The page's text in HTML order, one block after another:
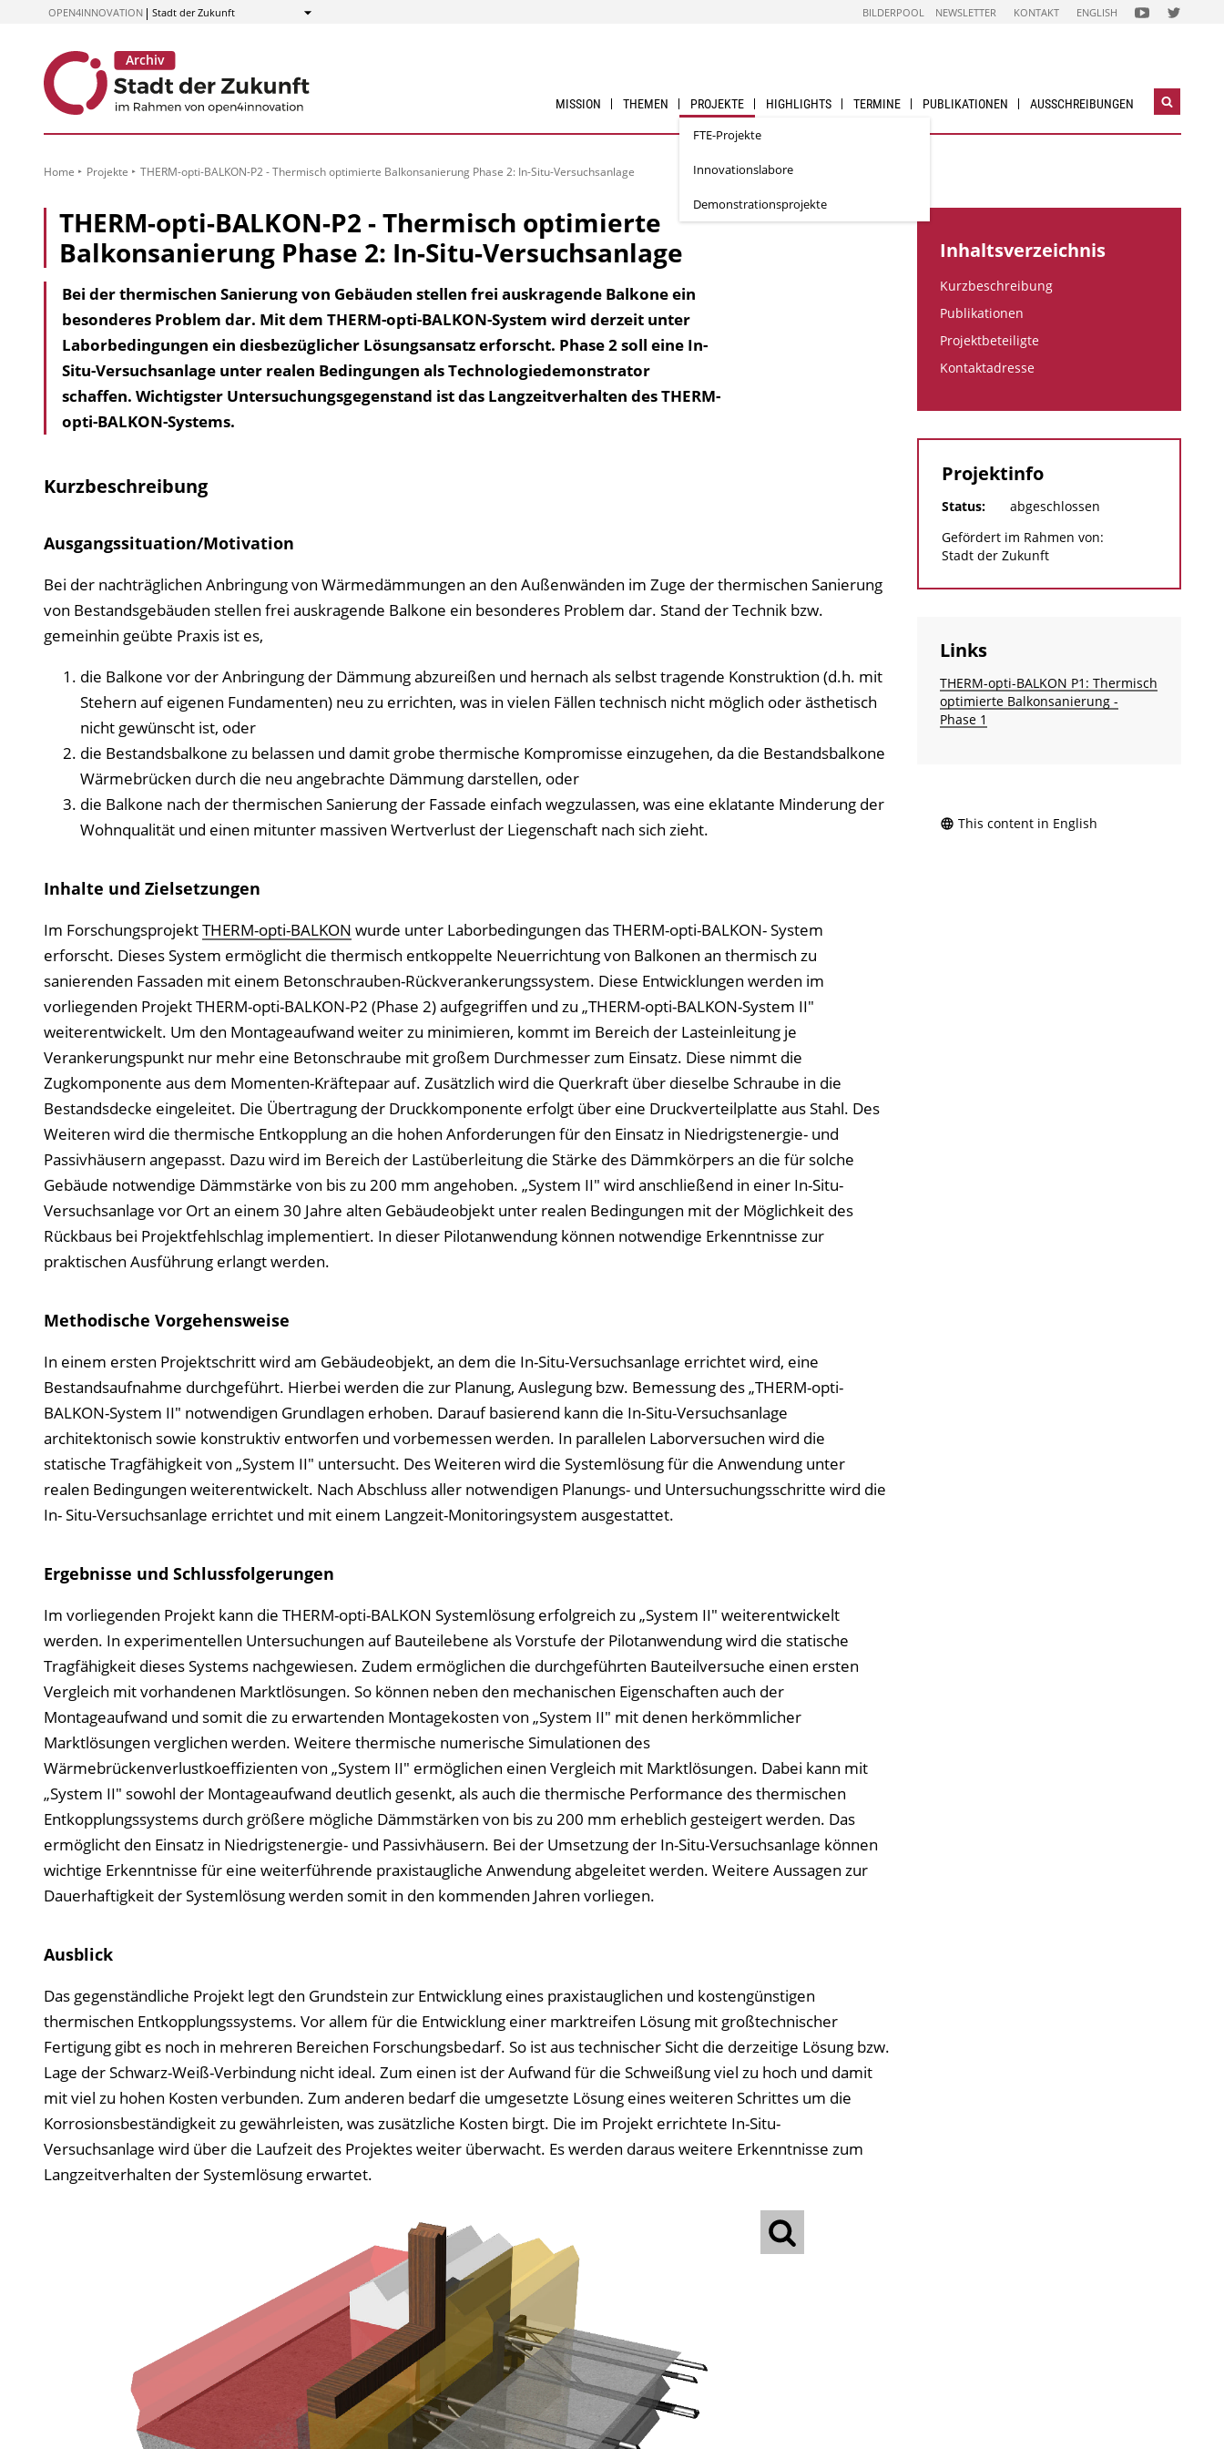
OPEN4INNOVATION Stadt der Zukunft
Anzeigen
BILDERPOOL NEWSLETTER KONTAKT ENGLISH FOLGEN
SIE
FOLGEN
SIE
MISSION THEMEN PROJEKTE
FTE-Projekte
Innovationslabore
Demonstrationsprojekte
HIGHLIGHTS TERMINE PUBLIKATIONEN AUSSCHREIBUNGEN
Home Projekte THERM-opti-BALKON-P2 - Thermisch optimierte Balkonsanierung Phase 2: In-Situ-Versuchsanlage
THERM-opti-BALKON-P2 - Thermisch optimierte
Balkonsanierung Phase 2: In-Situ-Versuchsanlage
Bei der thermischen Sanierung von Gebäuden stellen frei auskragende Balkone ein
besonderes Problem dar. Mit dem THERM-opti-BALKON-System wird derzeit unter
Laborbedingungen ein diesbezüglicher Lösungsansatz erforscht. Phase 2 soll eine In-
Situ-Versuchsanlage unter realen Bedingungen als Technologiedemonstrator
schaffen. Wichtigster Untersuchungsgegenstand ist das Langzeitverhalten des THERM-
opti-BALKON-Systems.
Kurzbeschreibung
Ausgangssituation/Motivation
Bei der nachträglichen Anbringung von Wärmedämmungen an den Außenwänden im Zuge der thermischen Sanierung
von Bestandsgebäuden stellen frei auskragende Balkone ein besonderes Problem dar. Stand der Technik bzw.
gemeinhin geübte Praxis ist es,
die Balkone vor der Anbringung der Dämmung abzureißen und hernach als selbst tragende Konstruktion (d.h. mit
Stehern auf eigenen Fundamenten) neu zu errichten, was in vielen Fällen technisch nicht möglich oder ästhetisch
nicht gewünscht ist, oder
die Bestandsbalkone zu belassen und damit grobe thermische Kompromisse einzugehen, da die Bestandsbalkone
Wärmebrücken durch die neu angebrachte Dämmung darstellen, oder
die Balkone nach der thermischen Sanierung der Fassade einfach wegzulassen, was eine eklatante Minderung der
Wohnqualität und einen mitunter massiven Wertverlust der Liegenschaft nach sich zieht.
Inhalte und Zielsetzungen
Im ForschungsprojektTHERM-opti-BALKON wurde unter Laborbedingungen das THERM-opti-BALKON- System
erforscht. Dieses System ermöglicht die thermisch entkoppelte Neuerrichtung von Balkonen an thermisch zu
sanierenden Fassaden mit einem Betonschrauben-Rückverankerungssystem. Diese Entwicklungen werden im
vorliegenden Projekt THERM-opti-BALKON-P2 (Phase 2) aufgegriffen und zu „THERM-opti-BALKON-System II"
weiterentwickelt. Um den Montageaufwand weiter zu minimieren, kommt im Bereich der Lasteinleitung je
Verankerungspunkt nur mehr eine Betonschraube mit großem Durchmesser zum Einsatz. Diese nimmt die
Zugkomponente aus dem Momenten-Kräftepaar auf. Zusätzlich wird die Querkraft über dieselbe Schraube in die
Bestandsdecke eingeleitet. Die Übertragung der Druckkomponente erfolgt über eine Druckverteilplatte aus Stahl. Des
Weiteren wird die thermische Entkopplung an die hohen Anforderungen für den Einsatz in Niedrigstenergie- und
Passivhäusern angepasst. Dazu wird im Bereich der Lastüberleitung die Stärke des Dämmkörpers an die für solche
Gebäude notwendige Dämmstärke von bis zu 200 mm angehoben. „System II" wird anschließend in einer In-Situ-
Versuchsanlage vor Ort an einem 30 Jahre alten Gebäudeobjekt unter realen Bedingungen mit der Möglichkeit des
Rückbaus bei Projektfehlschlag implementiert. In dieser Pilotanwendung können notwendige Erkenntnisse zur
praktischen Ausführung erlangt werden.
Methodische Vorgehensweise
In einem ersten Projektschritt wird am Gebäudeobjekt, an dem die In-Situ-Versuchsanlage errichtet wird, eine
Bestandsaufnahme durchgeführt. Hierbei werden die zur Planung, Auslegung bzw. Bemessung des „THERM-opti-
BALKON-System II" notwendigen Grundlagen erhoben. Darauf basierend kann die In-Situ-Versuchsanlage
architektonisch sowie konstruktiv entworfen und vorbemessen werden. In parallelen Laborversuchen wird die
statische Tragfähigkeit von „System II" untersucht. Des Weiteren wird die Systemlösung für die Anwendung unter
realen Bedingungen weiterentwickelt. Nach Abschluss aller notwendigen Planungs- und Untersuchungsschritte wird die
In- Situ-Versuchsanlage errichtet und mit einem Langzeit-Monitoringsystem ausgestattet.
Ergebnisse und Schlussfolgerungen
Im vorliegenden Projekt kann die THERM-opti-BALKON Systemlösung erfolgreich zu „System II" weiterentwickelt
werden. In experimentellen Untersuchungen auf Bauteilebene als Vorstufe der Pilotanwendung wird die statische
Tragfähigkeit dieses Systems nachgewiesen. Zudem ermöglichen die durchgeführten Bauteilversuche einen ersten
Vergleich mit vorhandenen Marktlösungen. So können neben den mechanischen Eigenschaften auch der
Montageaufwand und somit die zu erwartenden Montagekosten von „System II" mit denen herkömmlicher
Marktlösungen verglichen werden. Weitere thermische numerische Simulationen des
Wärmebrückenverlustkoeffizienten von „System II" ermöglichen einen Vergleich mit Marktlösungen. Dabei kann mit
„System II" sowohl der Montageaufwand deutlich gesenkt, als auch die thermische Performance des thermischen
Entkopplungssystems durch größere mögliche Dämmstärken von bis zu 200 mm erheblich gesteigert werden. Das
ermöglicht den Einsatz in Niedrigstenergie- und Passivhäusern. Bei der Umsetzung der In-Situ-Versuchsanlage können
wichtige Erkenntnisse für eine weiterführende praxistaugliche Anwendung abgeleitet werden. Weitere Aussagen zur
Dauerhaftigkeit der Systemlösung werden somit in den kommenden Jahren vorliegen.
Ausblick
Das gegenständliche Projekt legt den Grundstein zur Entwicklung eines praxistauglichen und kostengünstigen
thermischen Entkopplungssystems. Vor allem für die Entwicklung einer marktreifen Lösung mit großtechnischer
Fertigung gibt es noch in mehreren Bereichen Forschungsbedarf. So ist aus technischer Sicht die derzeitige Lösung bzw.
Lage der Schwarz-Weiß-Verbindung nicht ideal. Zum einen ist der Aufwand für die Schweißung viel zu hoch und damit
mit viel zu hohen Kosten verbunden. Zum anderen bedarf die umgesetzte Lösung eines weiteren Schrittes um die
Korrosionsbeständigkeit zu gewährleisten, was zusätzliche Kosten birgt. Die im Projekt errichtete In-Situ-
Versuchsanlage wird über die Laufzeit des Projektes weiter überwacht. Es werden daraus weitere Erkenntnisse zum
Langzeitverhalten der Systemlösung erwartet.
Inhaltsverzeichnis
Kurzbeschreibung
Publikationen
Projektbeteiligte
Kontaktadresse
Projektinfo
Status:
abgeschlossen
Gefördert im Rahmen von:
Stadt der Zukunft
Links
THERM-opti-BALKON P1: Thermisch
optimierte Balkonsanierung -
Phase 1
This content in English